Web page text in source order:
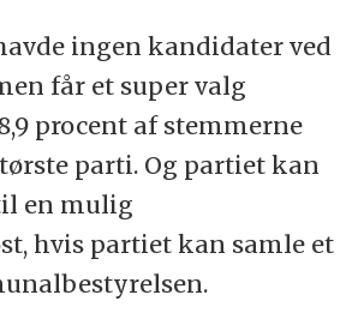
ingen kandidater ved
får et super valg
procent af stemmerne
parti. Og partiet kan
en mulig
hvis partiet kan samle et